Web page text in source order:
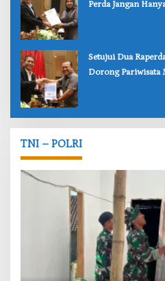
Perda Jangan
‎Setujui Dua
Dorong Pariwisata
TNI – POLRI